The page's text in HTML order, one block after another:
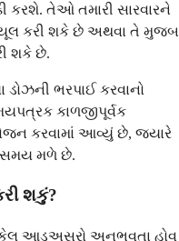
કરશે. તેઓ તમારી સારવારને
કરી શકે છે અથવા તે મુજબ
શકે છે.
ડોઝની ભરપાઈ કરવાનો
કાળજીપૂર્વક
કરવામાં આવ્યું છે, જ્યારે
સમય મળે છે.
શકું?
આડઅસરો અનુભવતા હોવ